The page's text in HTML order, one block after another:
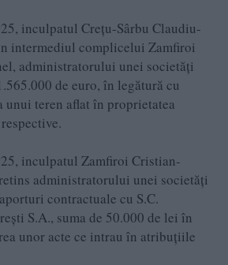
inculpatul Creţu-Sârbu Claudiu-
intermediul complicelui Zamfiroi
administratorului unei societăți
de euro, în legătură cu
unui teren aflat în proprietatea
inculpatul Zamfiroi Cristian-
administratorului unei societăți
contractuale cu S.C.
S.A., suma de 50.000 de lei în
unor acte ce intrau în atribuțiile